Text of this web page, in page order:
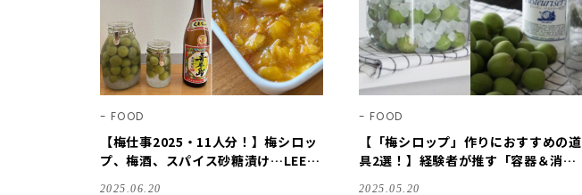
FOOD
【梅仕事2025・11人分！】梅シロッ
プ、梅酒、スパイス砂糖漬け…LEE読
2025.06.20
FOOD
【「梅シロップ」作りにおすすめの道
具2選！】経験者が推す「容器＆消毒
2025.05.20